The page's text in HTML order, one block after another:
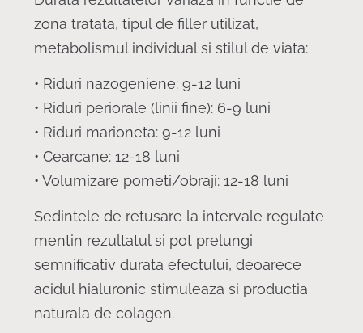
zona tratata, tipul de filler utilizat,
metabolismul individual si stilul de viata:
• Riduri nazogeniene: 9-12 luni
• Riduri periorale (linii fine): 6-9 luni
• Riduri marioneta: 9-12 luni
• Cearcane: 12-18 luni
• Volumizare pometi/obraji: 12-18 luni
Sedintele de retusare la intervale regulate
mentin rezultatul si pot prelungi
semnificativ durata efectului, deoarece
acidul hialuronic stimuleaza si productia
naturala de colagen.